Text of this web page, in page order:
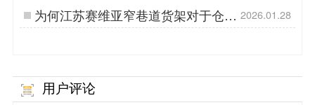
为何江苏赛维亚窄巷道货架对于仓库
地面有如此高的要求？
2026.01.28
用户评论